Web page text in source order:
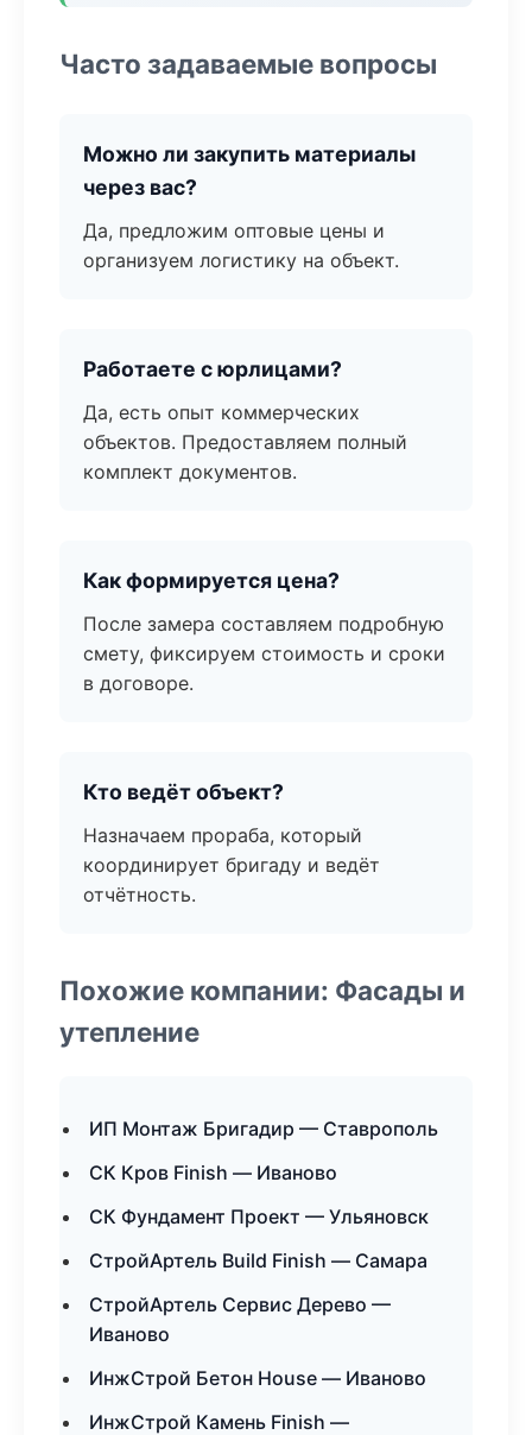
Часто задаваемые вопросы
Можно ли закупить материалы
через вас?
Да, предложим оптовые цены и
организуем логистику на объект.
Работаете с юрлицами?
Да, есть опыт коммерческих
объектов. Предоставляем полный
комплект документов.
Как формируется цена?
После замера составляем подробную
смету, фиксируем стоимость и сроки
в договоре.
Кто ведёт объект?
Назначаем прораба, который
координирует бригаду и ведёт
отчётность.
Похожие компании: Фасады и
утепление
ИП Монтаж Бригадир — Ставрополь
СК Кров Finish — Иваново
СК Фундамент Проект — Ульяновск
СтройАртель Build Finish — Самара
СтройАртель Сервис Дерево —
Иваново
ИнжСтрой Бетон House — Иваново
ИнжСтрой Камень Finish —